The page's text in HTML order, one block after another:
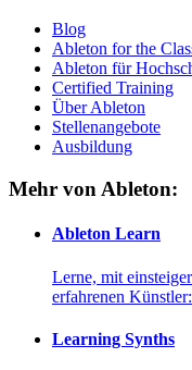
Blog
Ableton for the
Ableton für
Certified Training
Über Ableton
Stellenangebote
Ausbildung
Mehr von Ableton:
Ableton Learn
Lerne, mit
erfahrenen
Learning Synths